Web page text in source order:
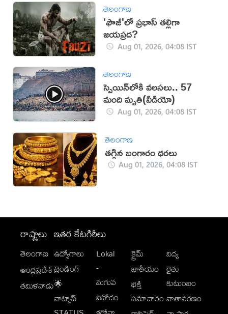
తెలంగాణ
'ఫౌజీ'లో ప్రభాస్ తల్లిగా
జయప్రద?
Aug 01, 2026, 04:08 IST
తెలంగాణ
స్పెయిన్‌లోకి వలసలు.. 57
మంది మృతి(వీడియో)
Aug 01, 2026, 04:08 IST
తెలంగాణ
తగ్గిన బంగారం ధరలు
Aug 01, 2026, 04:08 IST
రాష్ట్రాలు
తెలంగాణ
ఆంధ్రప్రదేశ్
తమిళనాడు
ఇతర కేటగిరీలు
ఉద్యోగాలు
ట్రెండింగ్
🌟
వాట్సాప్
Lokal
-
మగువ
వినోదం
క్రైమ్
జాతీయం
భక్తి
సమాచారం
విద్య
రైతు
కుటుంబం
వాతావరణం